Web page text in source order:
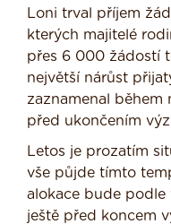
Loni trval příjem
kterých majitelé
přes 6 000 žádostí
největší nárůst
zaznamenal
před ukončením
Letos je prozatím
vše půjde tímto
alokace bude podle
ještě před koncem